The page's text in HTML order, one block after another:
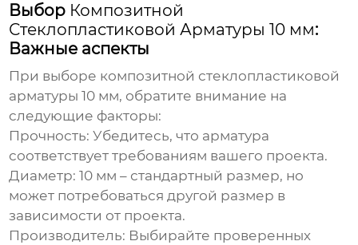
Выбор Композитной
Стеклопластиковой Арматуры 10 мм:
Важные аспекты
При выборе композитной стеклопластиковой
арматуры 10 мм, обратите внимание на
следующие факторы:
Прочность: Убедитесь, что арматура
соответствует требованиям вашего проекта.
Диаметр: 10 мм – стандартный размер, но
может потребоваться другой размер в
зависимости от проекта.
Производитель: Выбирайте проверенных